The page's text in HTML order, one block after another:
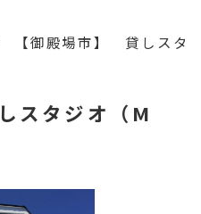
【御殿場市】 貸しスタ
スタジオ（M